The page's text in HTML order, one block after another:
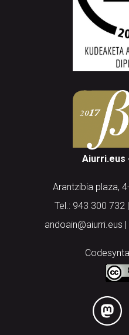
Aiurri.eus
Arantzibia plaza,
Tel.: 943 300 732
andoain@aiurri.eus